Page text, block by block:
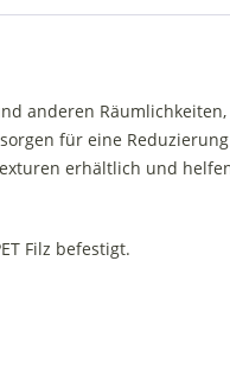
anderen
für eine
erhältlich und
Filz befestigt.